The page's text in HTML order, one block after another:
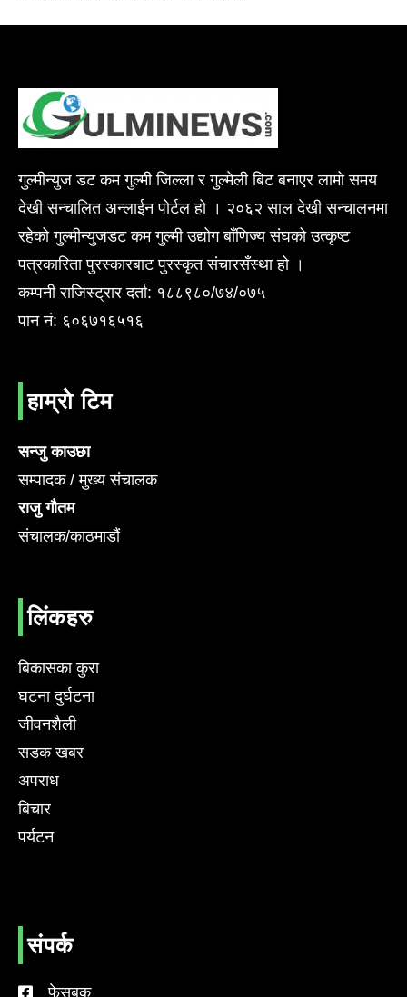
गुल्मीन्युज डट कम गुल्मी जिल्ला र गुल्मेली बिट बनाएर लामो समय
देखी सन्चालित अन्लाईन पोर्टल हो । २०६२ साल देखी सन्चालनमा
रहेको गुल्मीन्युजडट कम गुल्मी उद्योग बाँणिज्य संघको उत्कृष्ट
पत्रकारिता पुरस्कारबाट पुरस्कृत संचारसँस्था हो ।
कम्पनी राजिस्ट्रार दर्ता: १८८९८०/७४/०७५
पान नं: ६०६७१६५१६
हाम्रो टिम
सन्जु काउछा
सम्पादक / मुख्य संचालक
राजु गौतम
संचालक/काठमाडौं
लिंकहरु
बिकासका कुरा
घटना दुर्घटना
जीवनशैली
सडक खबर
अपराध
बिचार
पर्यटन
संपर्क
फेसबुक